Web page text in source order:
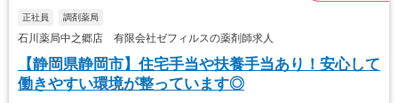
正社員 調剤薬局
石川薬局中之郷店 有限会社ゼフィルスの薬剤師求人
【静岡県静岡市】住宅手当や扶養手当あり！安心して
働きやすい環境が整っています◎